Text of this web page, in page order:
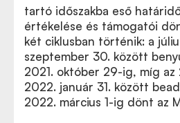
tartó időszakba eső
értékelése és támogatói
két ciklusban történik: a
szeptember 30. között
2021. október 29-ig, míg az
2022. január 31. között
2022. március 1-ig dönt az